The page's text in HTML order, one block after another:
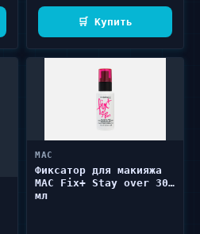
🛒 Купить
MAC
Фиксатор для макияжа
MAC Fix+ Stay over 30
мл